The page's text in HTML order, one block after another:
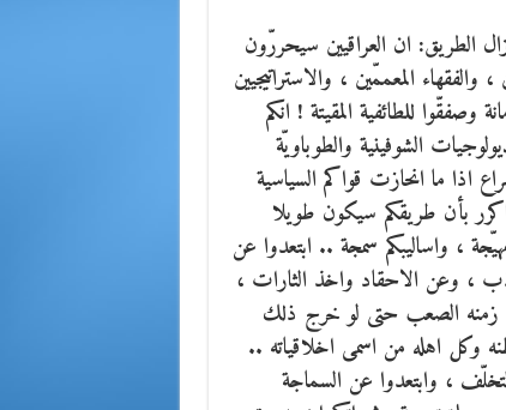
الطريق: ان العراقيين سيحررّون
المعممّين ، والاستراتيجيين
وصفقّوا للطائفية المقيتة ! انكم
الشوفينية والطوباويّة
اذا ما انحازت قواكم السياسية
بأن طريقكم سيكون طويلا
، واساليبكم سمجة .. ابتعدوا عن
، وعن الاحقاد واخذ الثارات ،
على زمنه الصعب حتى لو خرج ذلك
وكل اهله من اسمى اخلاقياته ..
، وابتعدوا عن السماجة